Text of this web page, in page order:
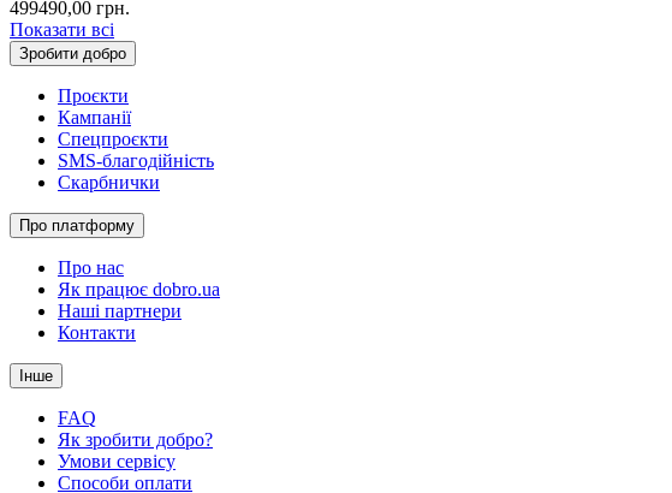
499490,00 грн.
Показати всі
Зробити добро
Проєкти
Кампанії
Спецпроєкти
SMS-благодійність
Скарбнички
Про платформу
Про нас
Як працює dobro.ua
Наші партнери
Контакти
Інше
FAQ
Як зробити добро?
Умови сервісу
Способи оплати